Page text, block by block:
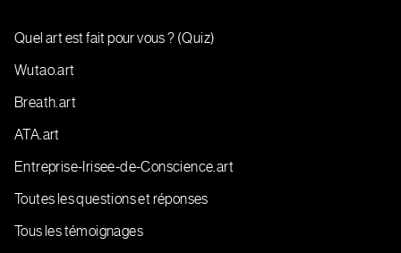
Quel art est fait pour vous ? (Quiz)
Wutao.art
Breath.art
ATA.art
Entreprise-Irisee-de-Conscience.art
Toutes les questions et réponses
Tous les témoignages